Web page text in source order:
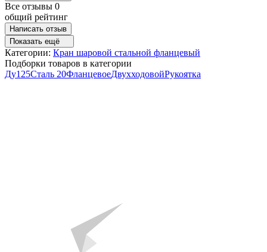
Все отзывы 0
общий рейтинг
Написать отзыв
Показать ещё
Категории: Кран шаровой стальной фланцевый
Подборки товаров в категории
Ду125Сталь 20ФланцевоеДвухходовойРукоятка